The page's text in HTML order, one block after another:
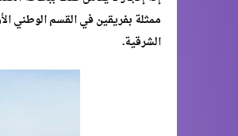
ممثلة بفريقين في القسم الوطني
الشرقية.